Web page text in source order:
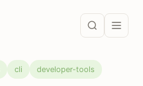
cli developer-tools